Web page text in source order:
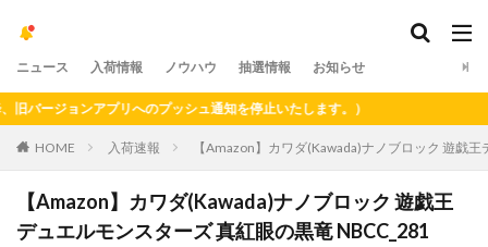
ニュース 入荷情報 ノウハウ 抽選情報 お知らせ
ジョンアプリへのプッシュ通知を停止いたします。）
HOME 入荷速報 【Amazon】カワダ(Kawada)ナノブロック 遊戯
【Amazon】カワダ(Kawada)ナノブロック 遊戯王
デュエルモンスターズ 真紅眼の黒竜 NBCC_281